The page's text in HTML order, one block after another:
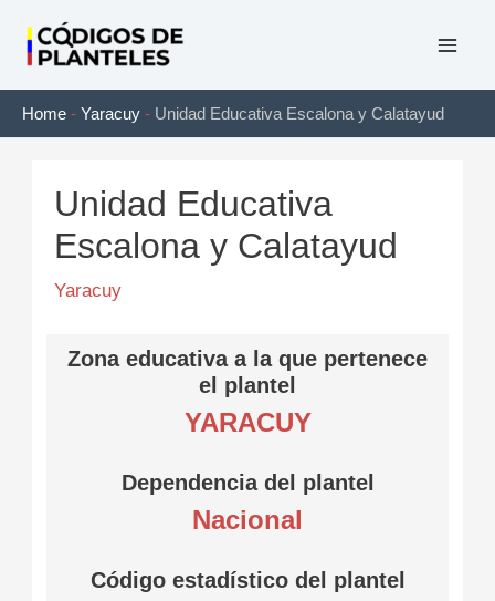
contenido
Home - Yaracuy - Unidad Educativa Escalona y Calatayud
Unidad Educativa
Escalona y Calatayud
Yaracuy
Zona educativa a la que pertenece
el plantel
YARACUY
Dependencia del plantel
Nacional
Código estadístico del plantel